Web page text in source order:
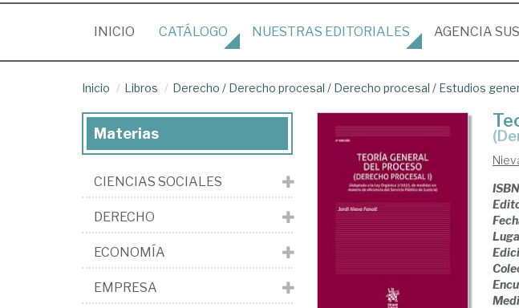
INICIO (CURRENT)
CATÁLOGO NUESTRAS EDITORIALES AGENCIA
Inicio Libros Derecho / Derecho procesal / Derecho procesal / Estudios
Materias
CIENCIAS SOCIALES
DERECHO
ECONOMÍA
EMPRESA